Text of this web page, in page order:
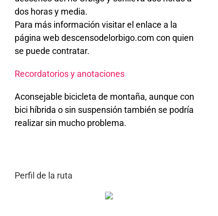
dos horas y media.
Para más información visitar el enlace a la
página web descensodelorbigo.com con quien
se puede contratar.
Recordatorios y anotaciones
Aconsejable bicicleta de montaña, aunque con
bici híbrida o sin suspensión también se podría
realizar sin mucho problema.
Perfil de la ruta